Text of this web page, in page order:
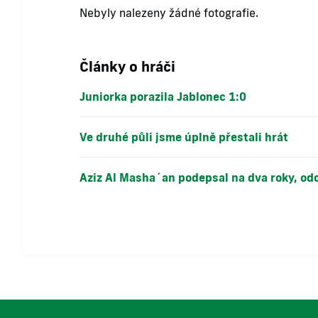
Nebyly nalezeny žádné fotografie.
Články o hráči
Juniorka porazila Jablonec 1:0
Ve druhé půli jsme úplně přestali hrát
Aziz Al Masha´an podepsal na dva roky,